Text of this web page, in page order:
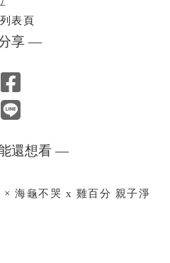
表頁
享 —
還想看 —
× 海龜不哭 x 雞百分 親子淨